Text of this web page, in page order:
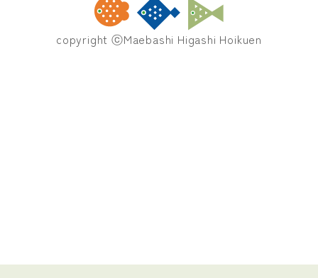
copyright ⓒMaebashi Higashi Hoikuen